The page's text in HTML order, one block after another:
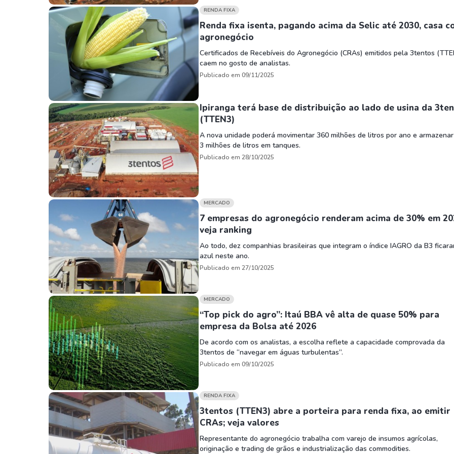
RENDA FIXA
Renda fixa isenta, pagando acima da Selic até 2030, casa
agronegócio
Certificados de Recebíveis do Agronegócio (CRAs) emitidos pela 3tentos
caem no gosto de analistas.
Publicado em 09/11/2025
Ipiranga terá base de distribuição ao lado de usina da
(TTEN3)
A nova unidade poderá movimentar 360 milhões de litros por ano e
3 milhões de litros em tanques.
Publicado em 28/10/2025
MERCADO
7 empresas do agronegócio renderam acima de 30% em
veja ranking
Ao todo, dez companhias brasileiras que integram o índice IAGRO da B3
azul neste ano.
Publicado em 27/10/2025
MERCADO
“Top pick do agro”: Itaú BBA vê alta de quase 50% para
empresa da Bolsa até 2026
De acordo com os analistas, a escolha reflete a capacidade comprovada da
3tentos de “navegar em águas turbulentas”.
Publicado em 09/10/2025
RENDA FIXA
3tentos (TTEN3) abre a porteira para renda fixa, ao emitir
CRAs; veja valores
Representante do agronegócio trabalha com varejo de insumos agrícolas,
originação e trading de grãos e industrialização das commodities.